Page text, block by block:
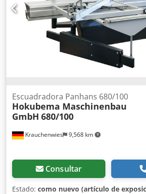
mm Velocidad de la hoja de sierra para
rpm Diámetro de la sierra para ranuras:
la sierra para ranuras: 1,1 kW
3800 x 1000 x 1100 mm Peso: 820 kg
Krauchenwies 9,568 km
Escuadradora Panhans 680/100
Hokubema Maschinenbau
GmbH 680/100
Consultar
Estado: como nuevo (artículo de